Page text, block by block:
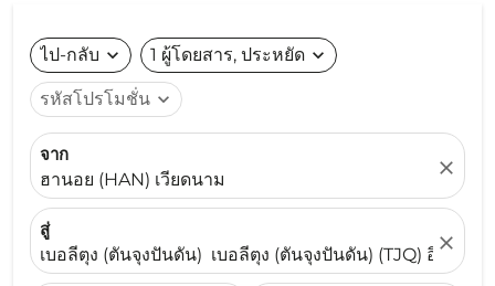
ไป-กลับ expand_more 1 ผู้โดยสาร, ประหยัด expand_more
รหัสโปรโมชั่น expand_more
จาก
ฮานอย (HAN) เวียดนาม
close
สู่
เบอลีตุง (ตันจุงปันดัน) เบอลีตุง (ตันจุงปันดัน) (TJQ) อินโดนีเ
close